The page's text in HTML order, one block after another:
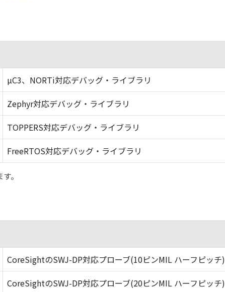
µC3、NORTi対応デバッグ・ライブラリ
Zephyr対応デバッグ・ライブラリ
TOPPERS対応デバッグ・ライブラリ
FreeRTOS対応デバッグ・ライブラリ
。
CoreSightのSWJ-DP対応プローブ(10ピンMIL ハーフピッチ)
CoreSightのSWJ-DP対応プローブ(20ピンMIL ハーフピッチ)